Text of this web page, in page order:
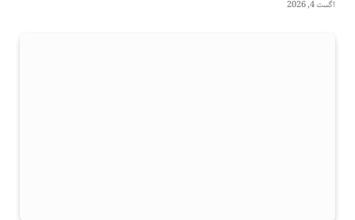
اگست 4, 2026